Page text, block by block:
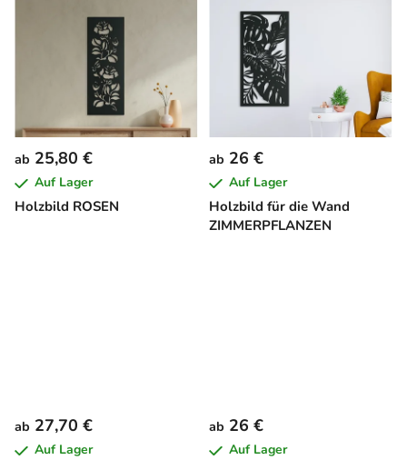
Holzbild ROSEN
ab 25,80 €
Auf Lager
Holzbild für die Wand
ZIMMERPFLANZEN
ab 26 €
Auf Lager
ab 27,70 €
Auf Lager
ab 26 €
Auf Lager